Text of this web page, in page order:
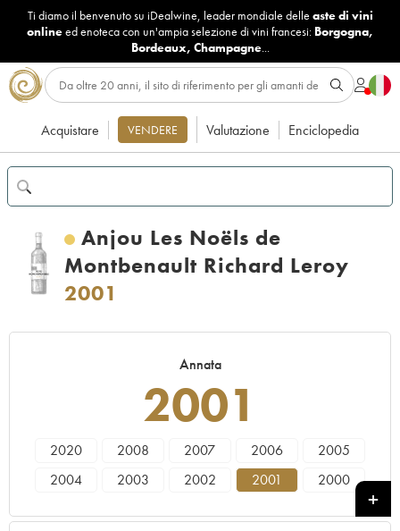
Ti diamo il benvenuto su iDealwine, leader mondiale delle aste di vini
onlineed enoteca con un'ampia selezione di vini francesi: Borgogna,
Bordeaux, Champagne...
Acquistare VENDERE Valutazione Enciclopedia
Anjou Les Noëls de
Montbenault Richard Leroy
2001
Annata
2001
2020 2008 2007 2006
2005
2004
2003 2002 2001 2000